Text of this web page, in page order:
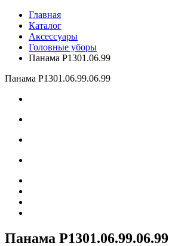
Главная
Каталог
Аксессуары
Головные уборы
Панама Р1301.06.99
Панама Р1301.06.99.06.99
Панама Р1301.06.99.06.99